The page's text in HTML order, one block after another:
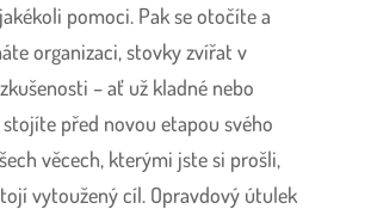
pomoci. Pak se otočíte a
organizaci, stovky zvířat v
– ať už kladné nebo
stojíte před novou etapou svého
věcech, kterými jste si prošli,
vytoužený cíl. Opravdový útulek